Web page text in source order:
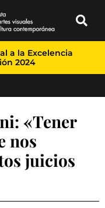
a la Excelencia
2024
«Tener
nos
juicios